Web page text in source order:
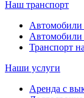
Наш транспорт
Автомобили
Автомобили
Транспорт
Наши услуги
Аренда с